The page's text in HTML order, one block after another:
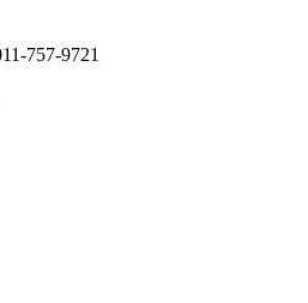
757-9721